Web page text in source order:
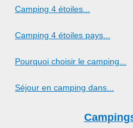
Camping 4 étoiles...
Camping 4 étoiles pays...
Pourquoi choisir le camping...
Séjour en camping dans...